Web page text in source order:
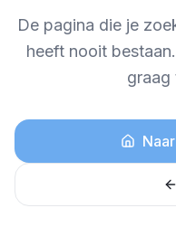
De pagina die je
heeft nooit
graag